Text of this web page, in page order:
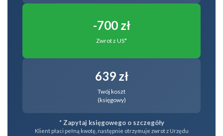
-700 zł
Zwrot z US*
639 zł
Twój koszt
(księgowy)
* Zapytaj księgowego o szczegóły
Klient płaci pełną kwotę, następnie otrzymuje zwrot z Urzędu